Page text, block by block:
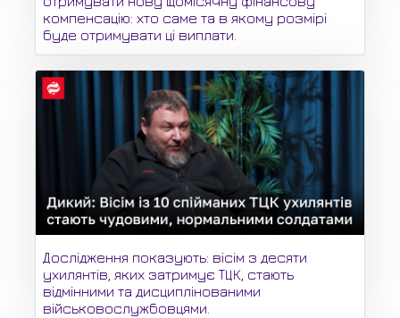
компенсацію: хто саме та в якому розмірі
буде отримувати ці виплати.
Дослідження показують: вісім з десяти
ухилянтів, яких затримує ТЦК, стають
відмінними та дисциплінованими
військовослужбовцями.